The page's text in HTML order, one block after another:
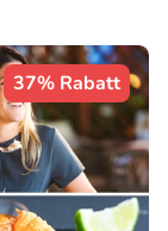
37% Rabatt